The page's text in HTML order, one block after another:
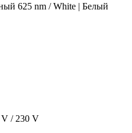
625 nm / White | Белый
V / 230 V